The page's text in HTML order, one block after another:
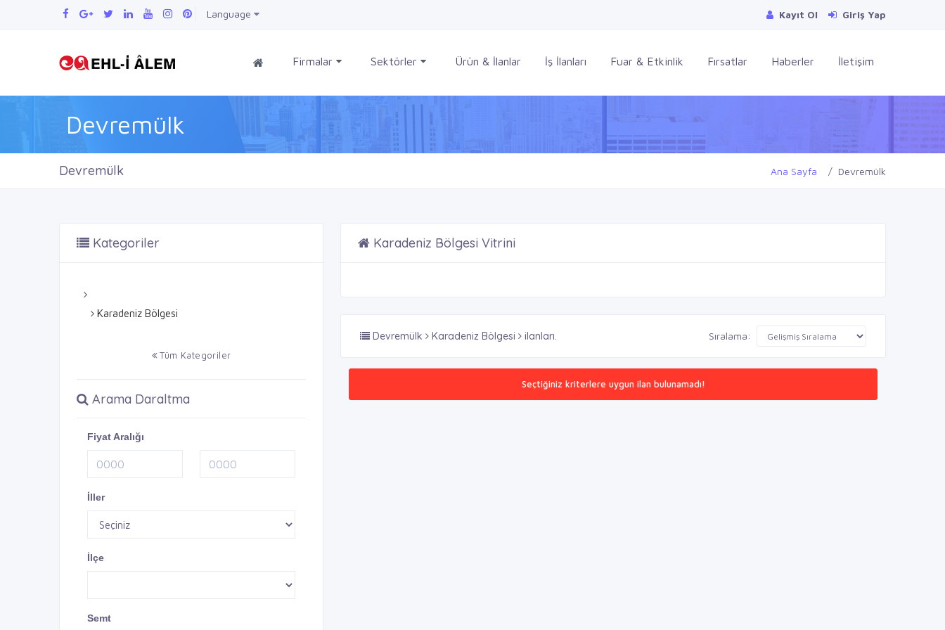
Language Kayıt Ol Giriş Yap
Firmalar Sektörler Ürün & İlanlar İş İlanları Fuar & Etkinlik Fırsatlar Haberler İletişim
Devremülk
Devremülk Ana Sayfa Devremülk
Kategoriler
Karadeniz Bölgesi
Tüm Kategoriler
Arama Daraltma
Fiyat Aralığı
İller
İlçe
Semt
Karadeniz Bölgesi Vitrini
Devremülk Karadeniz Bölgesi ilanları. Sıralama:
Seçtiğiniz kriterlere uygun ilan bulunamadı!